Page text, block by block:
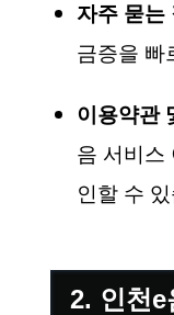
자주 묻는
금증을 빠
이용약관
음 서비스
인할 수
2. 인천